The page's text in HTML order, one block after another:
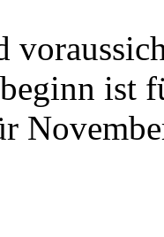
ist